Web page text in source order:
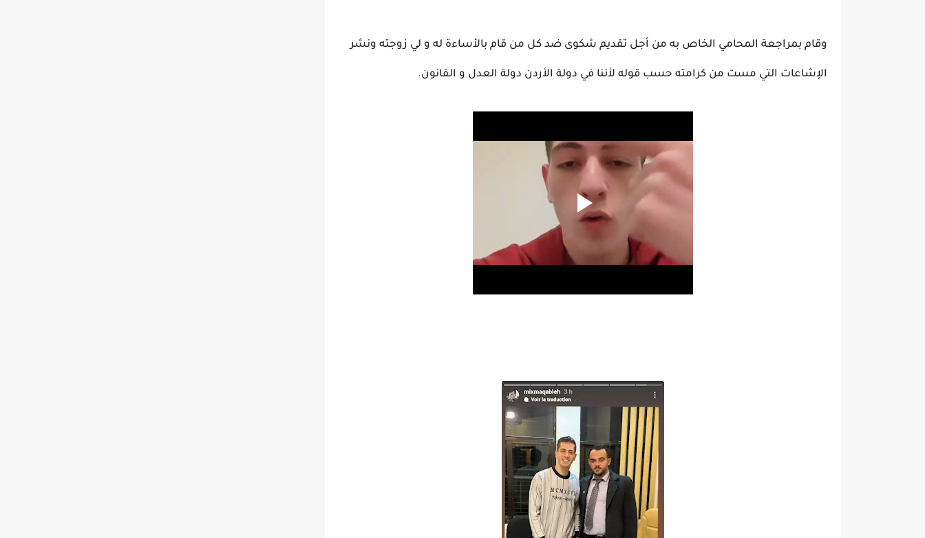
وقام بمراجعة المحامي الخاص به من أجل تقديم شكوى ضد كل من قام بالأساءة له و لي زوجته ونشر
الإشاعات التي مست من كرامته حسب قوله لأننا في دولة الأردن دولة العدل و القانون.